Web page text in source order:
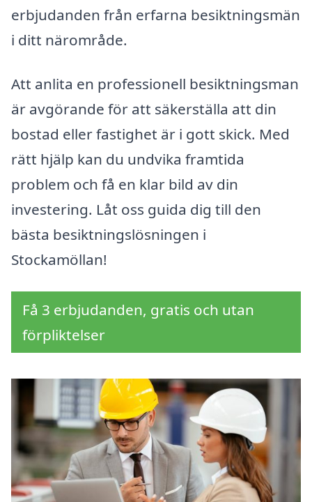
erbjudanden från erfarna besiktningsmän
i ditt närområde.
Att anlita en professionell besiktningsman
är avgörande för att säkerställa att din
bostad eller fastighet är i gott skick. Med
rätt hjälp kan du undvika framtida
problem och få en klar bild av din
investering. Låt oss guida dig till den
bästa besiktningslösningen i
Stockamöllan!
Få 3 erbjudanden, gratis och utan
förpliktelser